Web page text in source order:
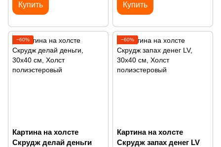
Купить Купить
−60%
Картина на холсте
Скрудж делай деньги
−60%
Картина на холсте
Скрудж запах денег LV